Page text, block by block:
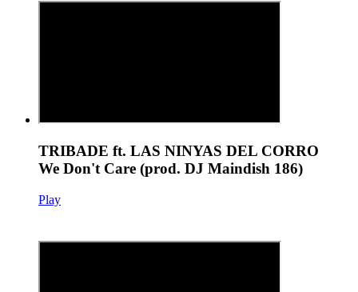
TRIBADE ft. LAS NINYAS DEL CORRO
We Don't Care (prod. DJ Maindish 186)
Play